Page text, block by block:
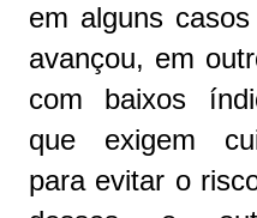
em alguns
avançou, em
com baixos
que exigem
para evitar o